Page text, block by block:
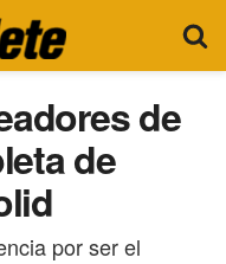
de
de
por ser el